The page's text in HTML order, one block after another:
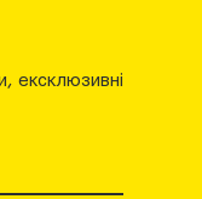
ексклюзивні